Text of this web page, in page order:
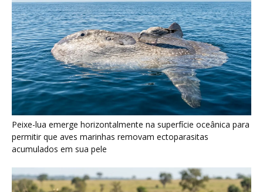
Seriema utiliza pernas longas e arremessa serpentes contra
rochas para subjugar presas peçonhentas nos campos